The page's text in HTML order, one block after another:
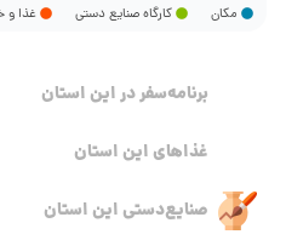
مکان کارگاه صنایع دستی غذا و
برنامه‌سفر‌ در این استان
غذاهای این استان
صنایع‌دستی این استان